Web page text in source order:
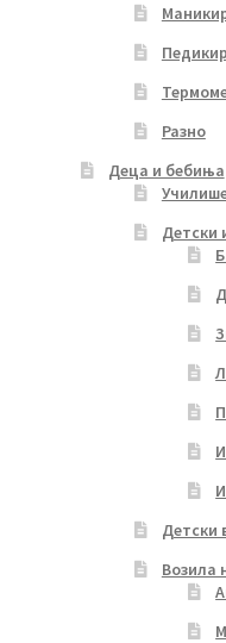
Педикир
Разно
Деца и бебиња
Детски
Детски
Возила